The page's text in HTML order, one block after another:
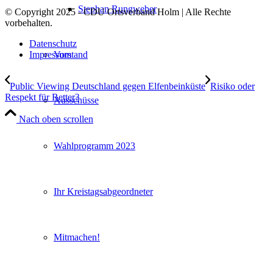
Stephan Rungweber
Vorstand
Ausschüsse
Wahlprogramm 2023
Ihr Kreistagsabgeordneter
Mitmachen!
© Copyright 2025 - CDU Ortsverband Holm | Alle Rechte
vorbehalten.
Datenschutz
Impressum
Public Viewing Deutschland gegen Elfenbeinküste Risiko oder
Respekt für Retter?
Nach oben scrollen